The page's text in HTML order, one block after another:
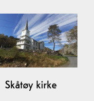
Skåtøy kirke